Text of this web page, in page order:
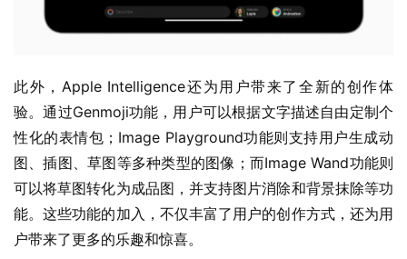
此外，Apple Intelligence还为用户带来了全新的创作体
验。通过Genmoji功能，用户可以根据文字描述自由定制个
性化的表情包；Image Playground功能则支持用户生成动
图、插图、草图等多种类型的图像；而Image Wand功能则
可以将草图转化为成品图，并支持图片消除和背景抹除等功
能。这些功能的加入，不仅丰富了用户的创作方式，还为用
户带来了更多的乐趣和惊喜。